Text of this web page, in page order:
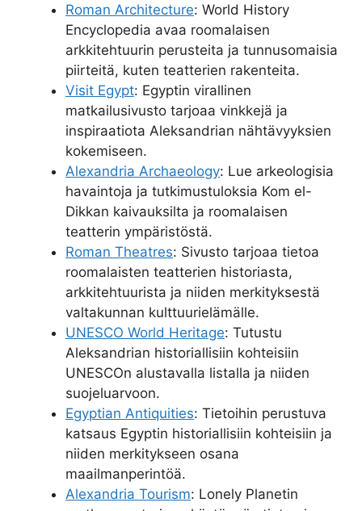
Roman Architecture: World History
Encyclopedia avaa roomalaisen
arkkitehtuurin perusteita ja tunnusomaisia
piirteitä, kuten teatterien rakenteita.
Visit Egypt: Egyptin virallinen
matkailusivusto tarjoaa vinkkejä ja
inspiraatiota Aleksandrian nähtävyyksien
kokemiseen.
Alexandria Archaeology: Lue arkeologisia
havaintoja ja tutkimustuloksia Kom el-
Dikkan kaivauksilta ja roomalaisen
teatterin ympäristöstä.
Roman Theatres: Sivusto tarjoaa tietoa
roomalaisten teatterien historiasta,
arkkitehtuurista ja niiden merkityksestä
valtakunnan kulttuurielämälle.
UNESCO World Heritage: Tutustu
Aleksandrian historiallisiin kohteisiin
UNESCOn alustavalla listalla ja niiden
suojeluarvoon.
Egyptian Antiquities: Tietoihin perustuva
katsaus Egyptin historiallisiin kohteisiin ja
niiden merkitykseen osana
maailmanperintöä.
Alexandria Tourism: Lonely Planetin